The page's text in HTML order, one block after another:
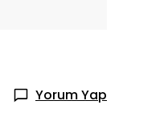
Yorum Yap